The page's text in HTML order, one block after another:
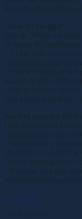
Solvallapubliken fick
”Som ett rovdjur”
Idao de Tillard har
ut hästen hos
– Vi har känt att han
Den åttaårige
– Han är väldigt lat
Kanske är det
– Det är svårt att
bara framåt som finns,
Barfota runt om för
I sin senaste start
elitloppsvinnare Go On
– Jag hoppades
förväntat oss, så det var
Det var andra gången i
– Kommer min häst
internationella
Ladda ner
Ola Johansson